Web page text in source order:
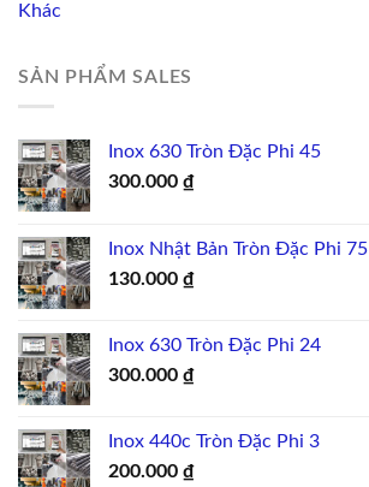
Khác
SẢN PHẨM SALES
Inox 630 Tròn Đặc Phi 45
300.000 ₫
Inox Nhật Bản Tròn Đặc Phi 75
130.000 ₫
Inox 630 Tròn Đặc Phi 24
300.000 ₫
Inox 440c Tròn Đặc Phi 3
200.000 ₫